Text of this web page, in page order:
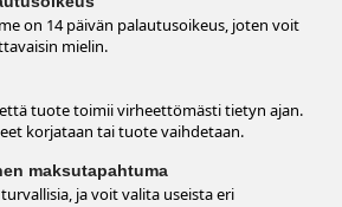
on 14 päivän palautusoikeus, joten voit
mielin.
tuote toimii virheettömästi tietyn ajan.
korjataan tai tuote vaihdetaan.
maksutapahtuma
ja voit valita useista eri